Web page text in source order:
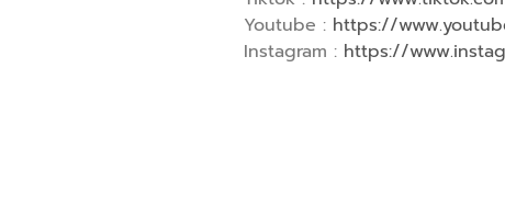
Youtube : https://
Instagram : https://